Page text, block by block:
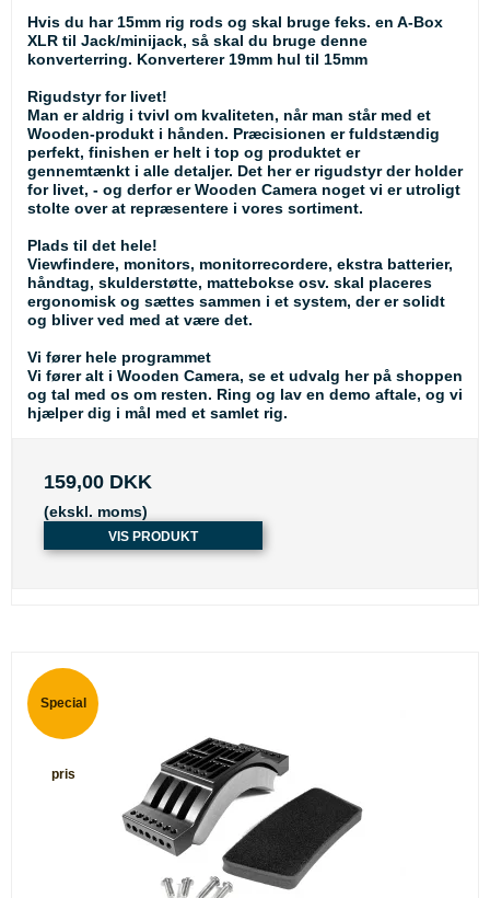
Hvis du har 15mm rig rods og skal bruge feks. en A-Box
XLR til Jack/minijack, så skal du bruge denne
konverterring. Konverterer 19mm hul til 15mm
Rigudstyr for livet!
Man er aldrig i tvivl om kvaliteten, når man står med et
Wooden-produkt i hånden. Præcisionen er fuldstændig
perfekt, finishen er helt i top og produktet er
gennemtænkt i alle detaljer. Det her er rigudstyr der holder
for livet, - og derfor er Wooden Camera noget vi er utroligt
stolte over at repræsentere i vores sortiment.
Plads til det hele!
Viewfindere, monitors, monitorrecordere, ekstra batterier,
håndtag, skulderstøtte, mattebokse osv. skal placeres
ergonomisk og sættes sammen i et system, der er solidt
og bliver ved med at være det.
Vi fører hele programmet
Vi fører alt i Wooden Camera, se et udvalg her på shoppen
og tal med os om resten. Ring og lav en demo aftale, og vi
hjælper dig i mål med et samlet rig.
159,00 DKK
(ekskl. moms)
VIS PRODUKT
Special
pris